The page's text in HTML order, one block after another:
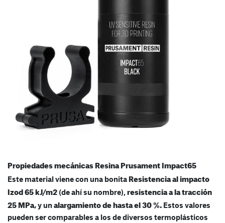
Propiedades mecánicas Resina Prusament Impact65
Este material viene con una bonitaResistencia al impacto
Izod 65 kJ/m2 (de ahí su nombre),resistencia a la tracción
25 MPa,y unalargamiento de hasta el 30 %. Estos valores
pueden ser comparables a los de diversos termoplásticos